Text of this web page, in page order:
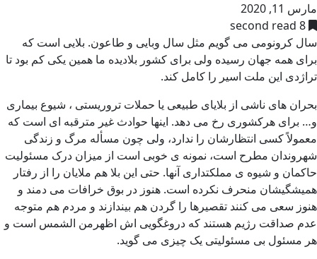
مارس 11, 2020
8 second read
سال کرونومی می گویم مثل سال وبایی و طاعون. بلایی است که
برای همه جهان رسیده ولی برای کشور بلادیده ما همین یکی کم بود تا
تراژدی این ملت اسیر را کامل کند.
بحران های ناشی از بلایای طبیعی یا حملات تروریستی ، شیوع بیماری
و… برای هرکشوری رخ می دهد. اینها حوادث غیر مترقبه ای است که
معمولاً کسی انتظارشان را ندارد، ولی چون مسأله مرگ و زندگی
شهروندان مطرح است، نمونه ی خوبی است از میزان درک مسئولیت
حاکمان و شیوه ی مملکتداری آنها. حتی این بلا هم ملایان را از رفتار
همیشگیشان منحرف نکرده است. هنوز در بوق خرافات می دمند و
هنوز سعی می کنند تقصیرها را گردن هم بیندازند و مردم هم متوجه
عدم صداقت رژیم هستند که دروغگویی اش اظهرمن الشمس است و
هر مسئول بی مسئولیتی یک چیزی می گوید.